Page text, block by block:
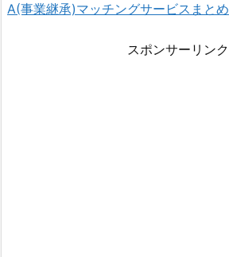
A(事業継承)マッチングサービスまとめ
スポンサーリンク